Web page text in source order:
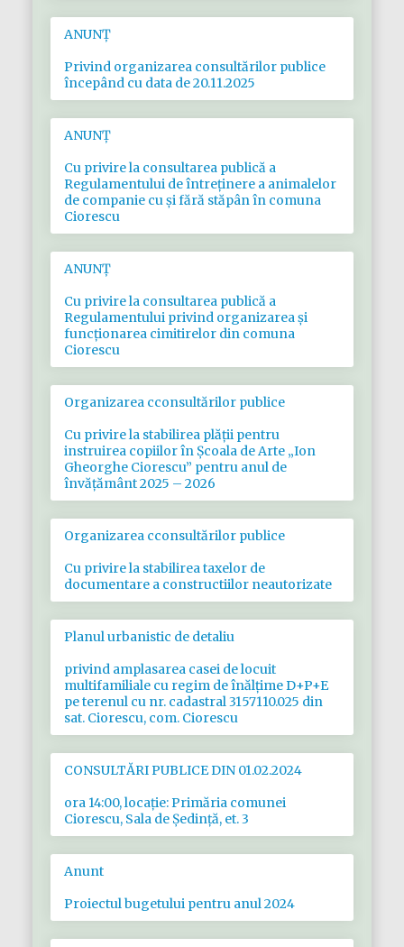
ANUNȚ
Privind organizarea consultărilor publice
începând cu data de 20.11.2025
ANUNȚ
Cu privire la consultarea publică a
Regulamentului de întreținere a animalelor
de companie cu și fără stăpân în comuna
Ciorescu
ANUNȚ
Cu privire la consultarea publică a
Regulamentului privind organizarea și
funcționarea cimitirelor din comuna
Ciorescu
Organizarea cconsultărilor publice
Cu privire la stabilirea plăţii pentru
instruirea copiilor în Şcoala de Arte „Ion
Gheorghe Ciorescu” pentru anul de
învăţământ 2025 – 2026
Organizarea cconsultărilor publice
Cu privire la stabilirea taxelor de
documentare a constructiilor neautorizate
Planul urbanistic de detaliu
privind amplasarea casei de locuit
multifamiliale cu regim de înălțime D+P+E
pe terenul cu nr. cadastral 3157110.025 din
sat. Ciorescu, com. Ciorescu
CONSULTĂRI PUBLICE DIN 01.02.2024
ora 14:00, locație: Primăria comunei
Ciorescu, Sala de Ședință, et. 3
Anunt
Proiectul bugetului pentru anul 2024